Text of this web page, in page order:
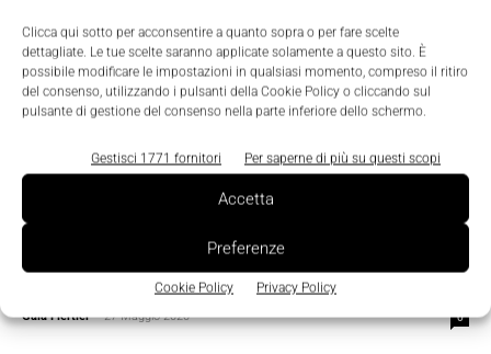
Clicca qui sotto per acconsentire a quanto sopra o per fare scelte
dettagliate. Le tue scelte saranno applicate solamente a questo sito. È
possibile modificare le impostazioni in qualsiasi momento, compreso il ritiro
del consenso, utilizzando i pulsanti della Cookie Policy o cliccando sul
pulsante di gestione del consenso nella parte inferiore dello schermo.
Gestisci 1771 fornitori Per saperne di più su questi scopi
Accetta
Preferenze
Cookie Policy Privacy Policy
HR: la prossima sfida è l’agilità
organizzativa
Gaia Fiertler - 27 Maggio 2020 0